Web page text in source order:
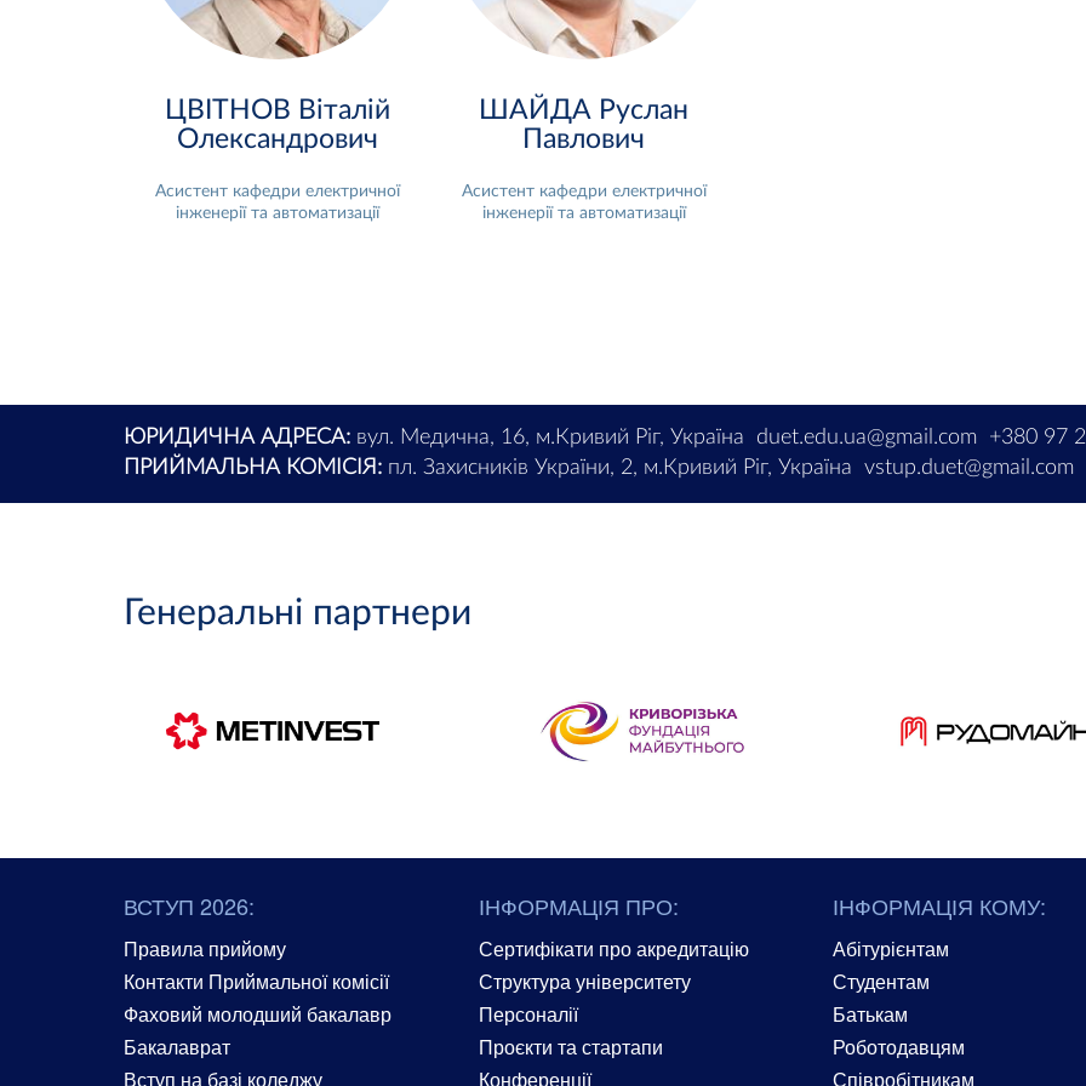
ЦВІТНОВ Віталій
Олександрович
Асистент кафедри електричної
інженерії та автоматизації
ШАЙДА Руслан
Павлович
Асистент кафедри електричної
інженерії та автоматизації
ЮРИДИЧНА АДРЕСА: вул. Медична, 16, м.Кривий Ріг, Україна duet.edu.ua@gmail.com
+380 97
ПРИЙМАЛЬНА КОМІСІЯ: пл. Захисників України, 2, м.Кривий Ріг, Україна vstup.duet@gmail.com
Генеральні партнери
ВСТУП 2026:
Правила прийому
Контакти Приймальної комісії
Фаховий молодший бакалавр
Бакалаврат
Вступ на базі коледжу
ІНФОРМАЦІЯ ПРО:
Сертифікати про акредитацію
Структура університету
Персоналії
Проєкти та стартапи
Конференції
ІНФОРМАЦІЯ КОМУ:
Абітурієнтам
Студентам
Батькам
Роботодавцям
Співробітникам